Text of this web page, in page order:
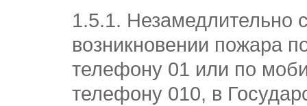
1.5.1. Незамедлительно
возникновении пожара
телефону 01 или по
телефону 010, в